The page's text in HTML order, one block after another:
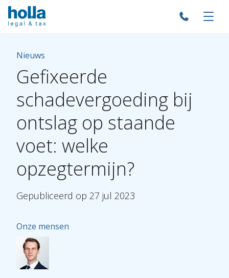
Nieuws
Gefixeerde
schadevergoeding bij
ontslag op staande
voet: welke
opzegtermijn?
Gepubliceerd op 27 jul 2023
Onze mensen